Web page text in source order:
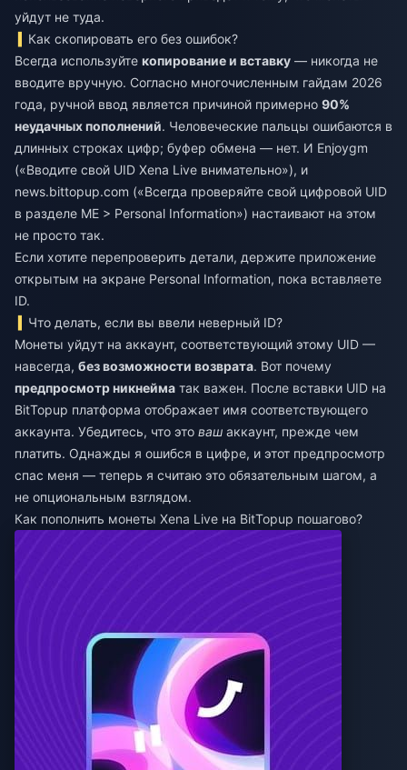
уйдут не туда.
Как скопировать его без ошибок?
Всегда используйте копирование и вставку — никогда не
вводите вручную. Согласно многочисленным гайдам 2026
года, ручной ввод является причиной примерно 90%
неудачных пополнений. Человеческие пальцы ошибаются в
длинных строках цифр; буфер обмена — нет. И Enjoygm
(«Вводите свой UID Xena Live внимательно»), и
news.bittopup.com («Всегда проверяйте свой цифровой UID
в разделе ME > Personal Information») настаивают на этом
не просто так.
Если хотите перепроверить детали, держите приложение
открытым на экране Personal Information, пока вставляете
ID.
Что делать, если вы ввели неверный ID?
Монеты уйдут на аккаунт, соответствующий этому UID —
навсегда, без возможности возврата. Вот почему
предпросмотр никнейма так важен. После вставки UID на
BitTopup платформа отображает имя соответствующего
аккаунта. Убедитесь, что это ваш аккаунт, прежде чем
платить. Однажды я ошибся в цифре, и этот предпросмотр
спас меня — теперь я считаю это обязательным шагом, а
не опциональным взглядом.
Как пополнить монеты Xena Live на BitTopup пошагово?